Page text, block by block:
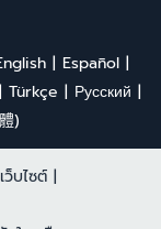
Español
Türkçe
Ρусский
)
บไซต์ |